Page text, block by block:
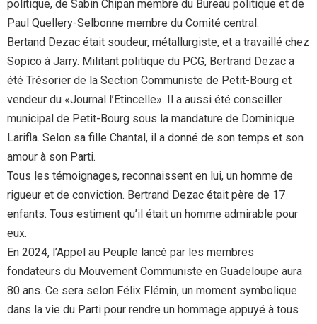
politique, de Sabin Chipan membre du Bureau politique et de
Paul Quellery-Selbonne membre du Comité central.
Bertand Dezac était soudeur, métallurgiste, et a travaillé chez
Sopico à Jarry. Militant politique du PCG, Bertrand Dezac a
été Trésorier de la Section Communiste de Petit-Bourg et
vendeur du «Journal l’Etincelle». Il a aussi été conseiller
municipal de Petit-Bourg sous la mandature de Dominique
Larifla. Selon sa fille Chantal, il a donné de son temps et son
amour à son Parti.
Tous les témoignages, reconnaissent en lui, un homme de
rigueur et de conviction. Bertrand Dezac était père de 17
enfants. Tous estiment qu’il était un homme admirable pour
eux.
En 2024, l’Appel au Peuple lancé par les membres
fondateurs du Mouvement Communiste en Guadeloupe aura
80 ans. Ce sera selon Félix Flémin, un moment symbolique
dans la vie du Parti pour rendre un hommage appuyé à tous